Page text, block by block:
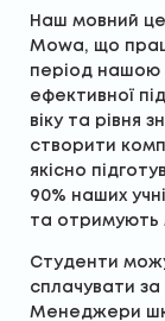
Наш мовний
Mowa, що
період нашою
ефективної
віку та рівня
створити
якісно
90% наших
та отримують
Студенти
сплачувати за
Менеджери